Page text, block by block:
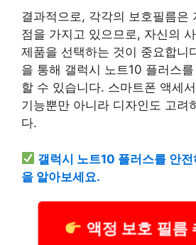
결과적으로, 각각의 보호필름은
점을 가지고 있으므로, 자신의
제품을 선택하는 것이 중요합니
을 통해 갤럭시 노트10 플러스
할 수 있습니다. 스마트폰 액세
기능뿐만 아니라 디자인도 고려
다.
갤럭시 노트10 플러스를 안
을 알아보세요.
액정 보호 필름